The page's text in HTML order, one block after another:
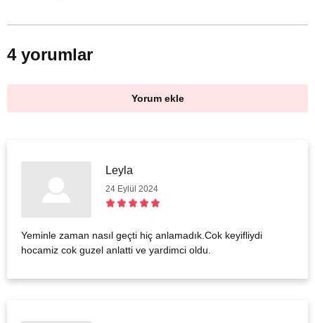
4 yorumlar
Yorum ekle
Leyla
24 Eylül 2024
Yeminle zaman nasıl geçti hiç anlamadık.Cok keyifliydi
hocamiz cok guzel anlatti ve yardimci oldu.